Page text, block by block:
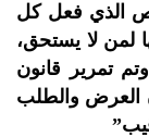
الذي فعل كل
لا يستحق،
تمرير قانون
العرض والطلب